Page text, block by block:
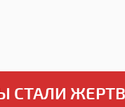
СТАЛИ